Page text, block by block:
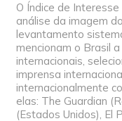
O Índice de
análise da imagem
levantamento
mencionam o Brasil
internacionais,
imprensa
internacionalmente
elas: The Guardian
(Estados Unidos), El